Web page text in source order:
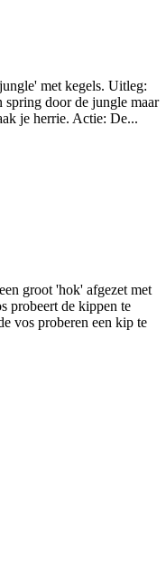
met kegels. Uitleg:
door de jungle maar
je herrie. Actie: De...
groot 'hok' afgezet met
probeert de kippen te
vos proberen een kip te